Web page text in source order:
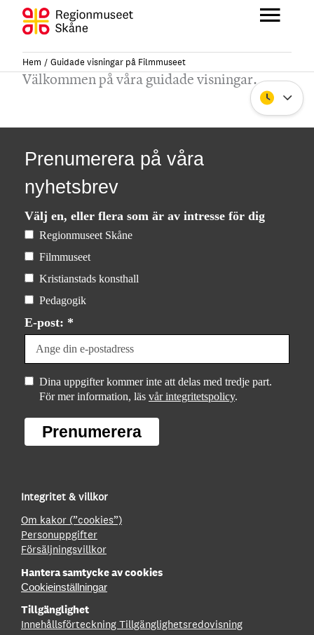
Hoppa
innehåll
Stäng
Hem Guidade visningar på Filmmuseet
Välkommen på våra guidade visningar.
Prenumerera på våra
nyhetsbrev
Välj en, eller flera som är av intresse för dig
Regionmuseet Skåne
Filmmuseet
Kristianstads konsthall
Pedagogik
E-post: *
Dina uppgifter kommer inte att delas med tredje part.
För mer information, läs vår integritetspolicy.
Prenumerera
Integritet & villkor
Om kakor (”cookies”)
Personuppgifter
Försäljningsvillkor
Hantera samtycke av cookies
Cookieinställningar
Tillgänglighet
Innehållsförteckning Tillgänglighetsredovisning